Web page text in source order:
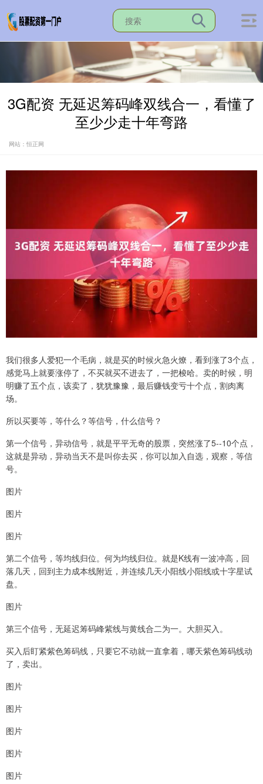
3G配资 无延迟筹码峰双线合一，看懂了
至少少走十年弯路
网站：恒正网
我们很多人爱犯一个毛病，就是买的时候火急火燎，看到涨了3个点，
感觉马上就要涨停了，不买就买不进去了，一把梭哈。卖的时候，明
明赚了五个点，该卖了，犹犹豫豫，最后赚钱变亏十个点，割肉离
场。
所以买要等，等什么？等信号，什么信号？
第一个信号，异动信号，就是平平无奇的股票，突然涨了5--10个点，
这就是异动，异动当天不是叫你去买，你可以加入自选，观察，等信
号。
图片
图片
图片
第二个信号，等均线归位。何为均线归位。就是K线有一波冲高，回
落几天，回到主力成本线附近，并连续几天小阳线小阳线或十字星试
盘。
图片
第三个信号，无延迟筹码峰紫线与黄线合二为一。大胆买入。
买入后盯紧紫色筹码线，只要它不动就一直拿着，哪天紫色筹码线动
了，卖出。
图片
图片
图片
图片
图片